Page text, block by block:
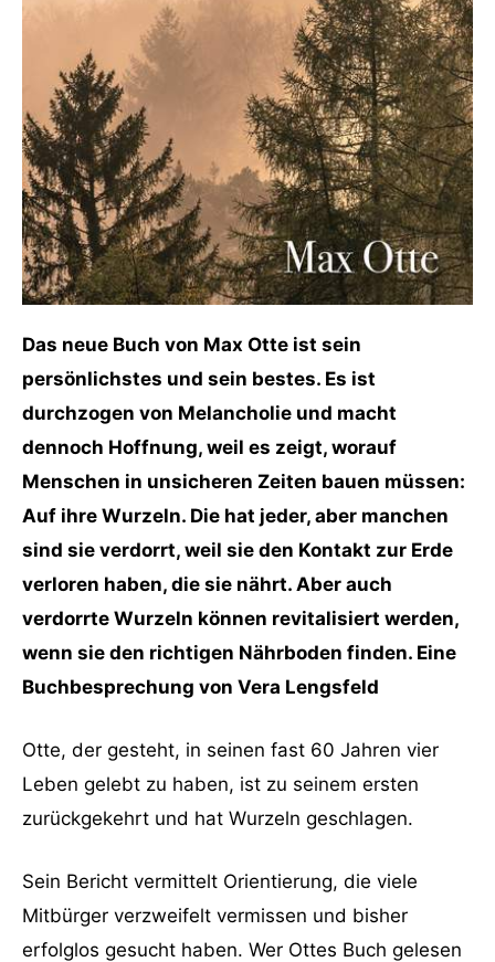
Das neue Buch von Max Otte ist sein
persönlichstes und sein bestes. Es ist
durchzogen von Melancholie und macht
dennoch Hoffnung, weil es zeigt, worauf
Menschen in unsicheren Zeiten bauen müssen:
Auf ihre Wurzeln. Die hat jeder, aber manchen
sind sie verdorrt, weil sie den Kontakt zur Erde
verloren haben, die sie nährt. Aber auch
verdorrte Wurzeln können revitalisiert werden,
wenn sie den richtigen Nährboden finden. Eine
Buchbesprechung von Vera Lengsfeld
Otte, der gesteht, in seinen fast 60 Jahren vier
Leben gelebt zu haben, ist zu seinem ersten
zurückgekehrt und hat Wurzeln geschlagen.
Sein Bericht vermittelt Orientierung, die viele
Mitbürger verzweifelt vermissen und bisher
erfolglos gesucht haben. Wer Ottes Buch gelesen